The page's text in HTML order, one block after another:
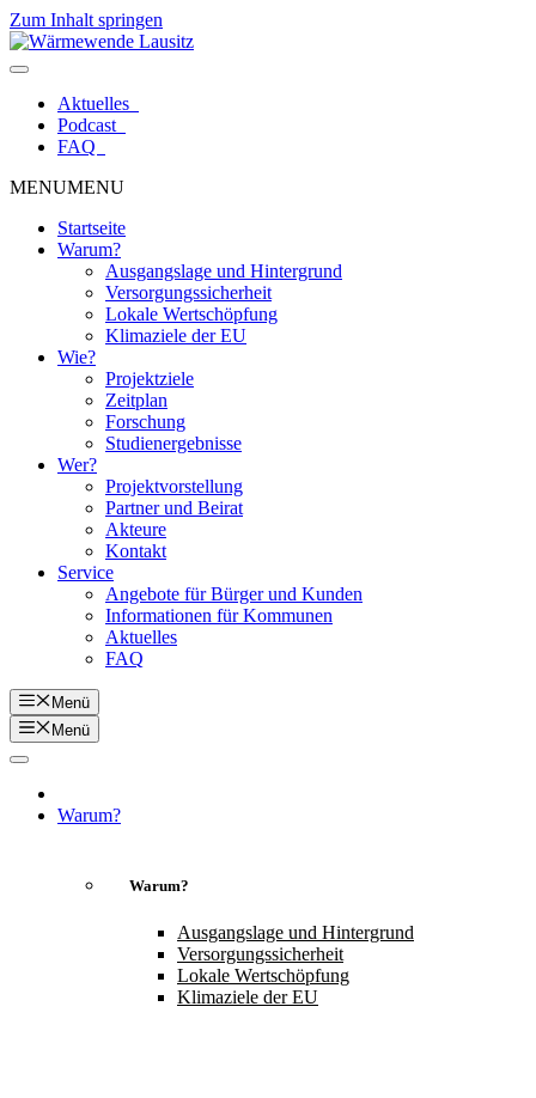
Zum Inhalt springen
Aktuelles
Podcast
FAQ
MENUMENU
Startseite
Warum?
Ausgangslage und Hintergrund
Versorgungssicherheit
Lokale Wertschöpfung
Klimaziele der EU
Wie?
Projektziele
Zeitplan
Forschung
Studienergebnisse
Wer?
Projektvorstellung
Partner und Beirat
Akteure
Kontakt
Service
Angebote für Bürger und Kunden
Informationen für Kommunen
Aktuelles
FAQ
Menü
Menü
Warum?
Warum?
Ausgangslage und Hintergrund
Versorgungssicherheit
Lokale Wertschöpfung
Klimaziele der EU